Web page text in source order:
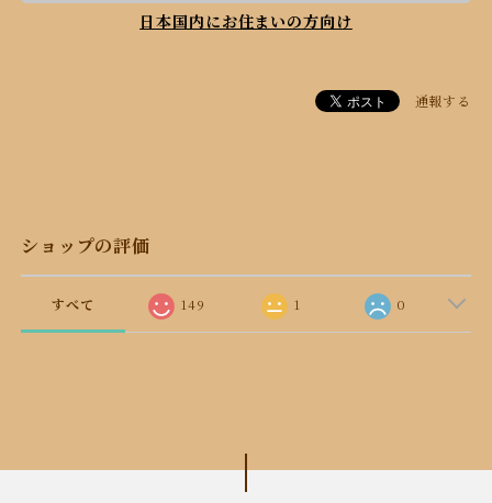
日本国内にお住まいの方向け
通報する
ショップの評価
すべて 149 1 0